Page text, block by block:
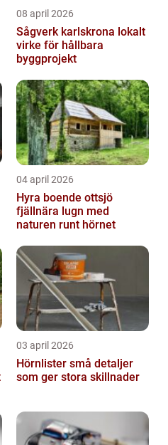
08 april 2026
Sågverk karlskrona lokalt
virke för hållbara
byggprojekt
04 april 2026
Hyra boende ottsjö
fjällnära lugn med
naturen runt hörnet
03 april 2026
Hörnlister små detaljer
som ger stora skillnader